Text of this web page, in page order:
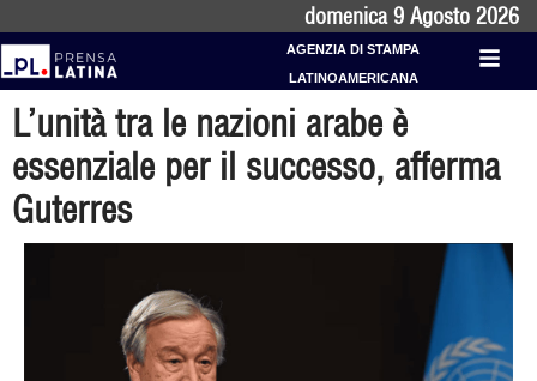
domenica 9 Agosto 2026
AGENZIA DI STAMPA
LATINOAMERICANA
L’unità tra le nazioni arabe è
essenziale per il successo, afferma
Guterres